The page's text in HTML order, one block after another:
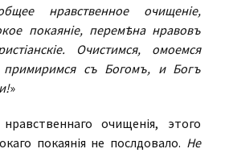
нравственное очищеніе,
покаяніе, перемѣна нравовъ
Очистимся, омоемся
примиримся съ Богомъ, и Богъ
»
очищенія, этого
покаянія не послѣдовало. Не